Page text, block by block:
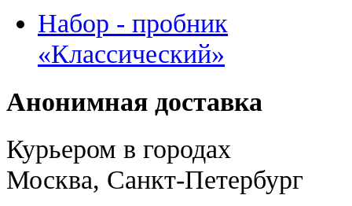
Набор - пробник
«Классический»
Анонимная доставка
Курьером в городах
Москва, Санкт-Петербург